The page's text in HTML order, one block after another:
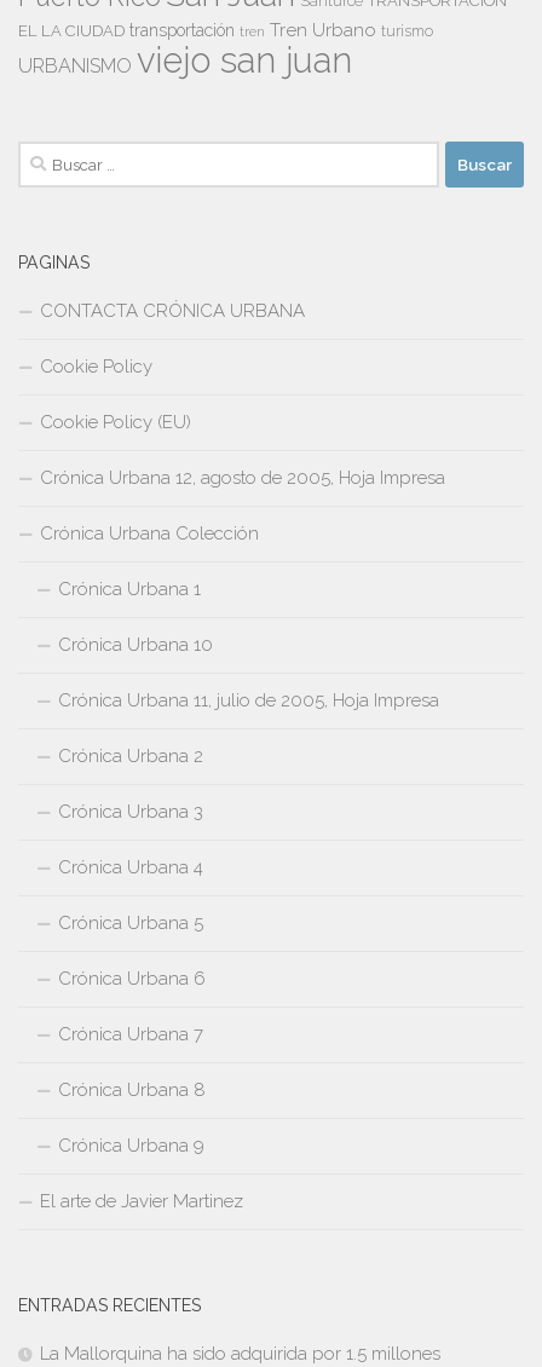
EL LA CIUDAD transportación tren Tren Urbano turismo
URBANISMO viejo san juan
Buscar:
PAGINAS
CONTACTA CRÓNICA URBANA
Cookie Policy
Cookie Policy (EU)
Crónica Urbana 12, agosto de 2005, Hoja Impresa
Crónica Urbana Colección
Crónica Urbana 1
Crónica Urbana 10
Crónica Urbana 11, julio de 2005, Hoja Impresa
Crónica Urbana 2
Crónica Urbana 3
Crónica Urbana 4
Crónica Urbana 5
Crónica Urbana 6
Crónica Urbana 7
Crónica Urbana 8
Crónica Urbana 9
El arte de Javier Martinez
ENTRADAS RECIENTES
La Mallorquina ha sido adquirida por 1.5 millones